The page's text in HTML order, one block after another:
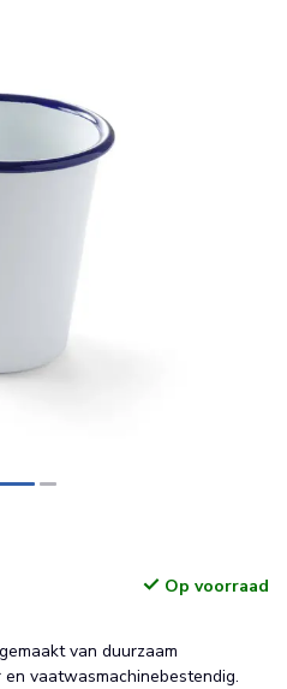
Op voorraad
van duurzaam
vaatwasmachinebestendig.